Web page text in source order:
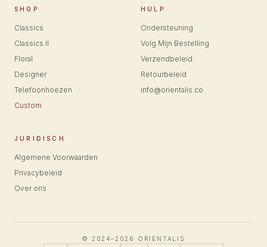
SHOP
Classics
Classics II
Floral
Designer
Telefoonhoezen
Custom
HULP
Ondersteuning
Volg Mijn Bestelling
Verzendbeleid
Retourbeleid
info@orientalis.co
JURIDISCH
Algemene Voorwaarden
Privacybeleid
Over ons
© 2024–2026 ORIENTALIS